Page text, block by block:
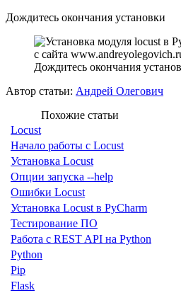
Дождитесь окончания установки
Дождитесь окончания
Автор статьи: Андрей Олегович
Похожие статьи
Locust
Начало работы с Locust
Установка Locust
Опции запуска --help
Ошибки Locust
Установка Locust в PyCharm
Тестирование ПО
Работа с REST API на Python
Python
Pip
Flask